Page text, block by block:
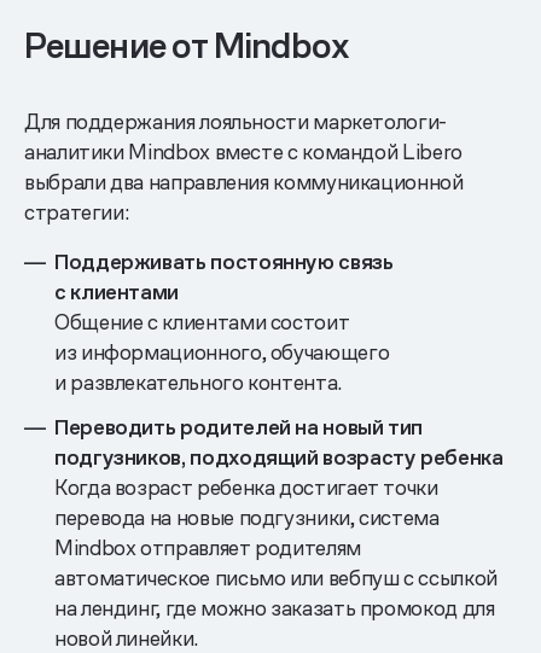
Решение от Mindbox
Для поддержания лояльности маркетологи-
аналитики Mindbox вместе с командой Libero
выбрали два направления коммуникационной
стратегии:
Поддерживать постоянную связь
с клиентами
Общение с клиентами состоит
из информационного, обучающего
и развлекательного контента.
Переводить родителей на новый тип
подгузников, подходящий возрасту ребенка
Когда возраст ребенка достигает точки
перевода на новые подгузники, система
Mindbox отправляет родителям
автоматическое письмо или вебпуш с ссылкой
на лендинг, где можно заказать промокод для
новой линейки.